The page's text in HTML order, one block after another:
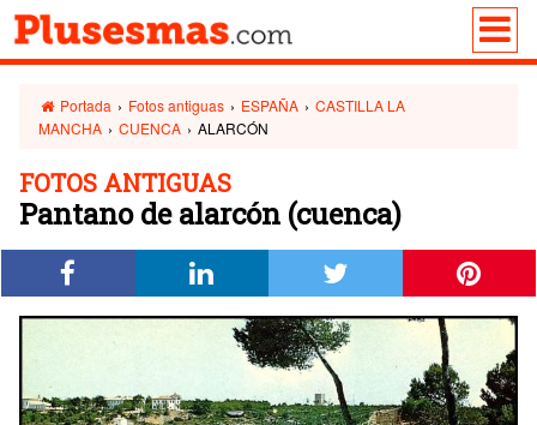
Portada › Fotos antiguas › ESPAÑA › CASTILLA LA
MANCHA › CUENCA › ALARCÓN
FOTOS ANTIGUAS
Pantano de alarcón (cuenca)